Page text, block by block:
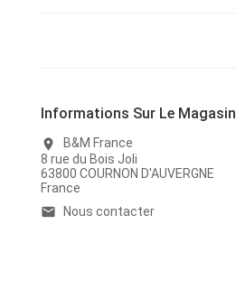
Informations Sur Le Magasin
location_on
B&M France
8 rue du Bois Joli
63800 COURNON D'AUVERGNE
France
email Nous contacter